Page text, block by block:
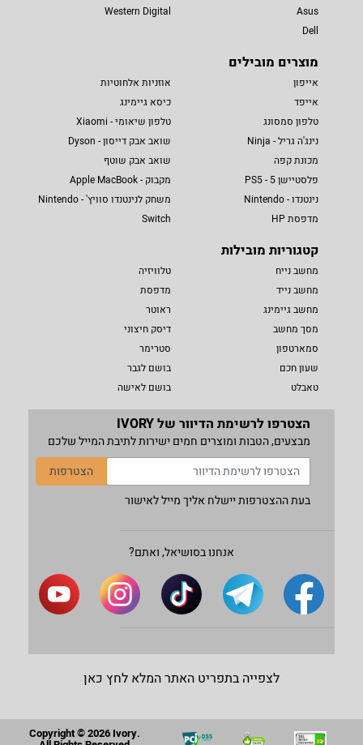
Asus
Dell
Western Digital
מוצרים מובילים
אייפון
אייפד
טלפון סמסונג
נינג'ה גריל - Ninja
מכונת קפה
פלסטיישן 5 - PS5
נינטנדו - Nintendo
מדפסת HP
אוזניות אלחוטיות
כיסא גיימינג
טלפון שיאומי - Xiaomi
שואב אבק דייסון - Dyson
שואב אבק שוטף
מקבוק - Apple MacBook
משחק לנינטנדו סוויץ' - Nintendo
Switch
קטגוריות מובילות
מחשב נייח
מחשב נייד
מחשב גיימינג
מסך מחשב
סמארטפון
שעון חכם
טאבלט
טלוויזיה
מדפסת
ראוטר
דיסק חיצוני
סטרימר
בושם לגבר
בושם לאישה
הצטרפו לרשימת הדיוור של IVORY
מבצעים, הטבות ומוצרים חמים ישירות לתיבת המייל שלכם
הצטרפות
בעת ההצטרפות יישלח אליך מייל לאישור
אנחנו בסושיאל, ואתם?
לצפייה בתפריט האתר המלא לחץ כאן
Copyright © 2026 Ivory.